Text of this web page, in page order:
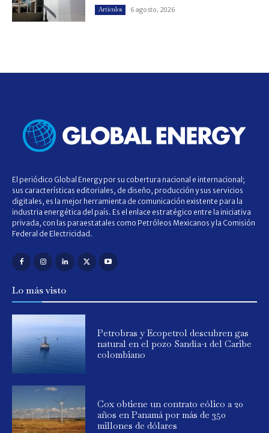
Artículos 6 agosto, 2026
El periódico Global Energy por su cobertura nacional e internacional;
sus características editoriales, de diseño, producción y sus servicios
digitales, es la mejor herramienta de comunicación existente para la
industria energética del país. Es el enlace estratégico entre la iniciativa
privada, con las paraestatales como Petróleos Mexicanos y la Comisión
Federal de Electricidad.
Lo más visto
Petrobras y Ecopetrol descubren gas
natural en el pozo Sandía-1 del Caribe
colombiano
Cox obtiene un contrato eólico a 20
años en Panamá por más de 350
millones de dólares